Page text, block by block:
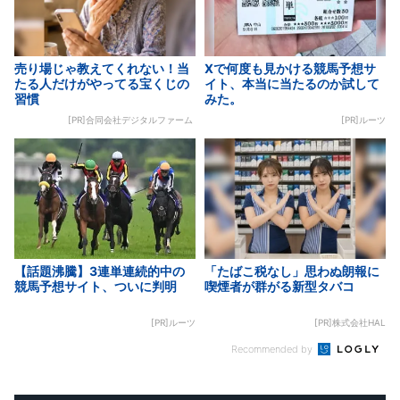
売り場じゃ教えてくれない！当
たる人だけがやってる宝くじの
習慣
[PR]合同会社デジタルファーム
Xで何度も見かける競馬予想サ
イト、本当に当たるのか試して
みた。
[PR]ルーツ
【話題沸騰】3連単連続的中の
競馬予想サイト、ついに判明
[PR]ルーツ
「たばこ税なし」思わぬ朗報に
喫煙者が群がる新型タバコ
[PR]株式会社HAL
Recommended by